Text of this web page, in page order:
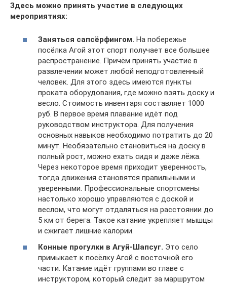
Здесь можно принять участие в следующих
мероприятиях:
Заняться сапсёрфингом. На побережье
посёлка Агой этот спорт получает все большее
распространение. Причём принять участие в
развлечении может любой неподготовленный
человек. Для этого здесь имеются пункты
проката оборудования, где можно взять доску и
весло. Стоимость инвентаря составляет 1000
руб. В первое время плавание идёт под
руководством инструктора. Для получения
основных навыков необходимо потратить до 20
минут. Необязательно становиться на доску в
полный рост, можно ехать сидя и даже лёжа.
Через некоторое время приходит уверенность,
тогда движения становятся правильными и
уверенными. Профессиональные спортсмены
настолько хорошо управляются с доской и
веслом, что могут отдаляться на расстоянии до
5 км от берега. Такое катание укрепляет мышцы
и сжигает лишние калории.
Конные прогулки в Агуй-Шапсуг. Это село
примыкает к посёлку Агой с восточной его
части. Катание идёт группами во главе с
инструктором, который следит за маршрутом